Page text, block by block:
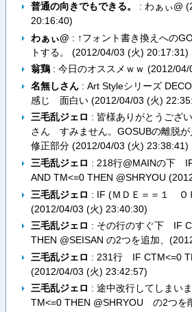
普通の向きでもできる。
: わぁぃ@ (
20:16:40)
わぁぃ@ : ↑フォント書き換えへの
トする。 (2012/04/03 (火) 20:17:31)
翁鶏: 今日のオススメｗｗ (2012/04/
名無しさん: Art Styleシリーズ
感じ 面白い (2012/04/03 (火)
三毛乱ジェロ : 皆様ありがとうござ
さん すみません。GOSUBの離脱が
修正部分 (2012/04/03 (火) 23:38:41)
三毛乱ジェロ : 218行@MAINの下
AND TM<=0 THEN @SHRYOU (
三毛乱ジェロ : IF (ＭＤＥ＝＝１ Ｏ
(2012/04/03 (火) 23:40:30)
三毛乱ジェロ : その行のすぐ下 IF
THEN @SEISAN の2つを追加、(
三毛乱ジェロ : 231行 IF CTM<=0
(2012/04/03 (火) 23:42:57)
三毛乱ジェロ : 途中改行してしまい
TM<=0 THEN @SHRYOU の2つを